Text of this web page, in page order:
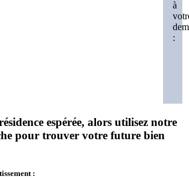
à
:
espérée, alors utilisez notre
pour trouver votre future bien
: